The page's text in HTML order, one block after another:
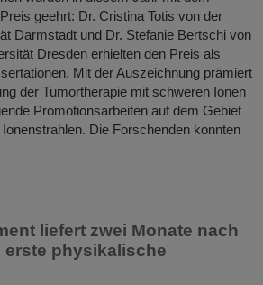
geehrt: Dr. Cristina Totis von der
Darmstadt und Dr. Stefanie Bertschi von
Dresden erhielten den Preis als
Mit der Auszeichnung prämiert
der Tumortherapie mit schweren Ionen
Promotionsarbeiten auf dem Gebiet
Die Forschenden konnten
liefert zwei Monate nach
erste physikalische